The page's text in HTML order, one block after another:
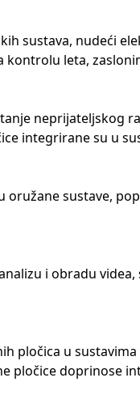
sustava, nudeći
kontrolu leta,
neprijateljskog
integrirane su u
oružane sustave,
i obradu
pločica u
pločice doprinose